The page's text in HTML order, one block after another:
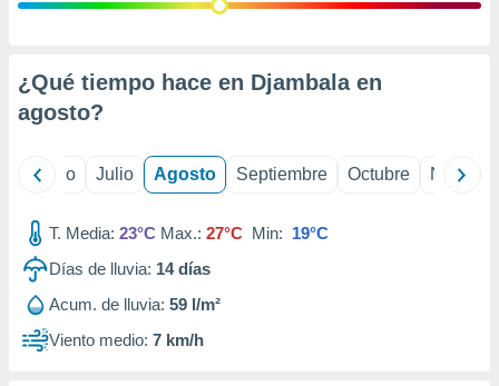
e
mediante
de
1199
¿Qué tiempo hace en Djambala en
agosto?
Junio Julio Agosto Septiembre Octubre
T. Media: 23°C Max.: 27°C Min: 19°C
Días de lluvia: 14días
Acum. de lluvia: 59 l/m²
Viento medio: 7 km/h